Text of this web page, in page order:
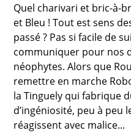
Quel charivari et bric-à-
et Bleu ! Tout est sens
passé ? Pas si facile de
communiquer pour nos
néophytes. Alors que
remettre en marche
la Tinguely qui fabrique
d’ingéniosité, peu à peu
réagissent avec malice...